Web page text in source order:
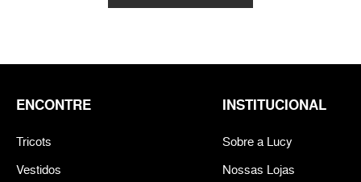
ENCONTRE
Tricots
Vestidos
INSTITUCIONAL
Sobre a Lucy
Nossas Lojas